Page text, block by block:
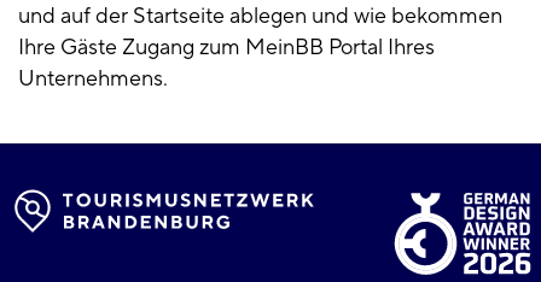
und auf der Startseite ablegen und wie bekommen
Ihre Gäste Zugang zum MeinBB Portal Ihres
Unternehmens.